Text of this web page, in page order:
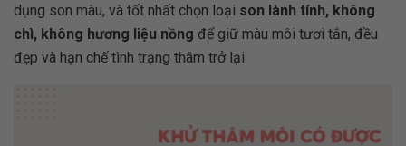
dụng son màu, và tốt nhất chọn loại son lành tính, không
chì, không hương liệu nồng để giữ màu môi tươi tắn, đều
đẹp và hạn chế tình trạng thâm trở lại.